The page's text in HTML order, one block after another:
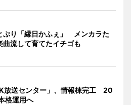
ぷり「縁日かふぇ」 メンカラた
曲流して育てたイチゴも
放送センター」、情報棟完工 20
格運用へ